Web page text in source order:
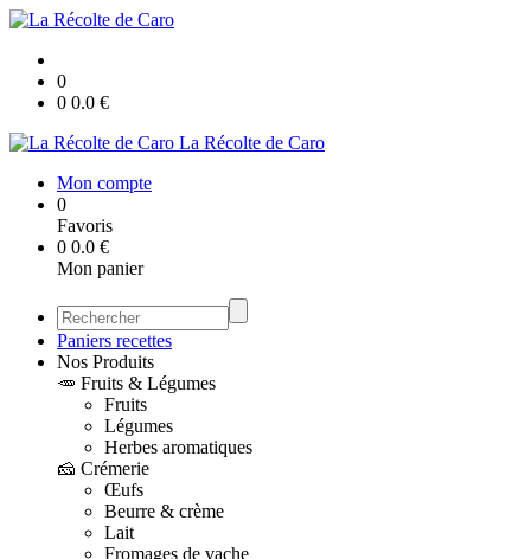
0
0 0.0 €
La Récolte de Caro
Mon compte
0
Favoris
0 0.0 €
Mon panier
Paniers recettes
Nos Produits
🥕 Fruits & Légumes
Fruits
Légumes
Herbes aromatiques
🧀 Crémerie
Œufs
Beurre & crème
Lait
Fromages de vache